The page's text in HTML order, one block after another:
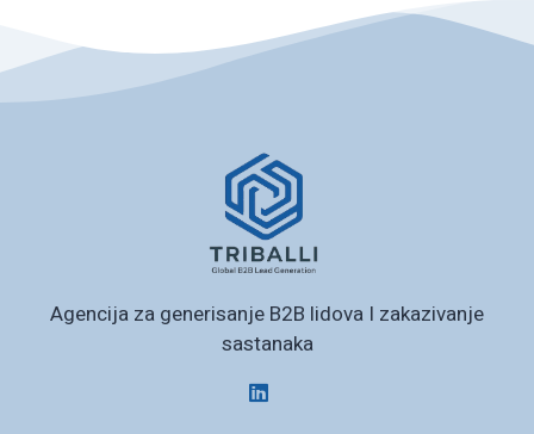
Agencija za generisanje B2B lidova I zakazivanje
sastanaka